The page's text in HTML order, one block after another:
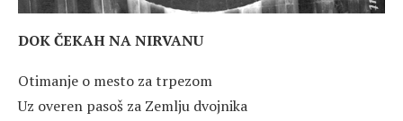
DOK ČEKAH NA NIRVANU
Otimanje o mesto za trpezom
Uz overen pasoš za Zemlju dvojnika